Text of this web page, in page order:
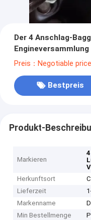
Der 4 Anschlag-
Engineversammlung
Preis：Negotiable price
Bestpreis
Produkt-
Markieren
Herkunftsort
Lieferzeit
Markenname
Min Bestellmenge